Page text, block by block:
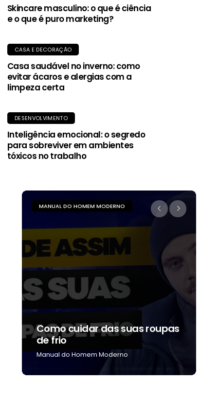
Skincare masculino: o que é ciência
e o que é puro marketing?
CASA E DECORAÇÃO
Casa saudável no inverno: como
evitar ácaros e alergias com a
limpeza certa
DESENVOLVIMENTO
Inteligência emocional: o segredo
para sobreviver em ambientes
tóxicos no trabalho
MANUAL DO HOMEM MODERNO
Como cuidar das suas roupas
de frio
Manual do Homem Moderno